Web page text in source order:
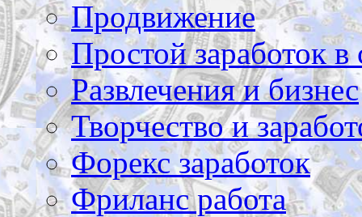
Продвижение
Простой заработок в
Развлечения и бизнес
Творчество и
Форекс заработок
Фриланс работа